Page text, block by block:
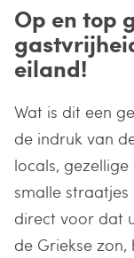
Op en top
eiland!
Wat is dit een
de indruk van
locals,
smalle
direct voor dat
de Griekse zon,